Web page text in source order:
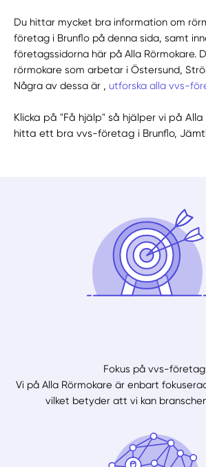
Du hittar mycket bra information om
företag i Brunflo på denna sida, samt
företagssidorna här på Alla Rörmokare.
rörmokare som arbetar i Östersund,
Några av dessa är ,utforska alla vvs-
Klicka på "Få hjälp" så hjälper vi på
hitta ett bra vvs-företag i Brunflo,
Fokus på vvs-företag
Vi på Alla Rörmokare är enbart
vilket betyder att vi kan